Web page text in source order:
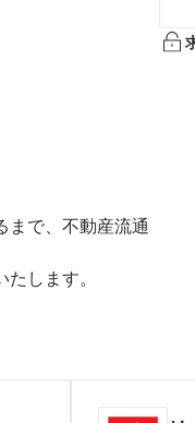
まで、不動産流通
します。